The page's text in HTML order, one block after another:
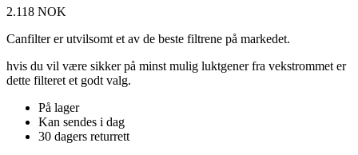
2.118 NOK
Canfilter er utvilsomt et av de beste filtrene på markedet.
hvis du vil være sikker på minst mulig luktgener fra vekstrommet er
dette filteret et godt valg.
På lager
Kan sendes i dag
30 dagers returrett